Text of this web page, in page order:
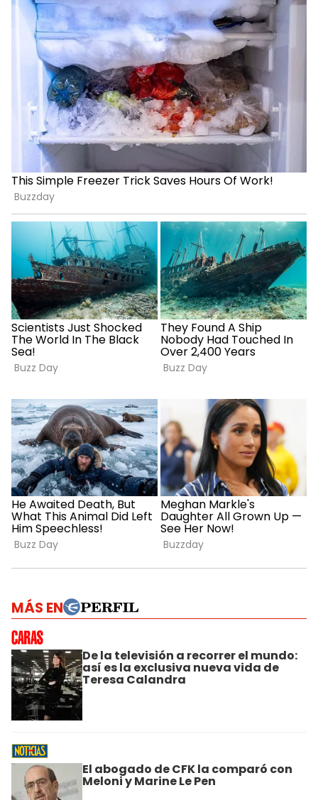
MÁS EN
De la televisión a recorrer el mundo:
así es la exclusiva nueva vida de
Teresa Calandra
El abogado de CFK la comparó con
Meloni y Marine Le Pen